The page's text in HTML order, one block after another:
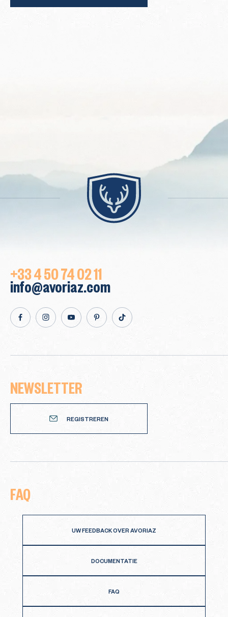
FAQ
UW FEEDBACK OVER AVORIAZ
DOCUMENTATIE
FAQ
+33 4 50 74 02 11
info@avoriaz.com
facebookInstagramYoutubePinterestTikTok
NEWSLETTER
REGISTREREN